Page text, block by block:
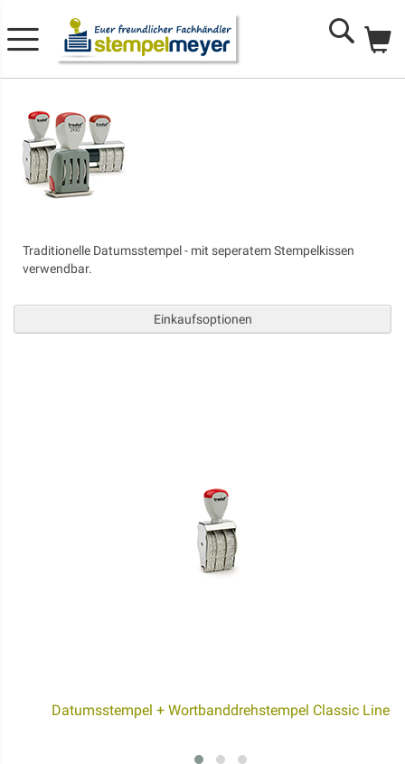
Search
Traditionelle Datumsstempel - mit seperatem Stempelkissen
verwendbar.
Datumsstempel + Wortbanddrehstempel Classic Line
Einkaufsoptionen